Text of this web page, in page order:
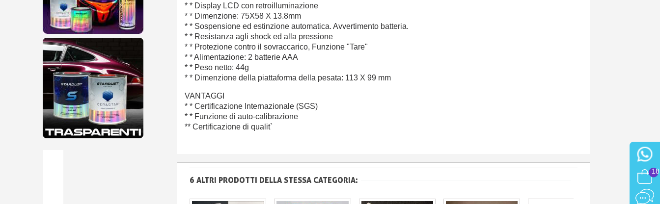
* * Display LCD con retroilluminazione
* * Dimenzione: 75X58 X 13.8mm
* * Sospensione ed estinzione automatica. Avvertimento batteria.
* * Resistanza agli shock ed alla pressione
* * Protezione contro il sovraccarico, Funzione "Tare"
* * Alimentazione: 2 batterie AAA
* * Peso netto: 44g
* * Dimenzione della piattaforma della pesata: 113 X 99 mm
VANTAGGI
* * Certificazione Internazionale (SGS)
* * Funzione di auto-calibrazione
** Certificazione di qualit`
6 ALTRI PRODOTTI DELLA STESSA CATEGORIA:
18